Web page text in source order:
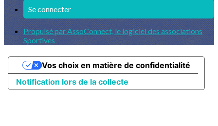
Se connecter
Propulsé par AssoConnect, le logiciel des associations
Sportives
Notification lors de la collecte
Vos choix en matière de confidentialité